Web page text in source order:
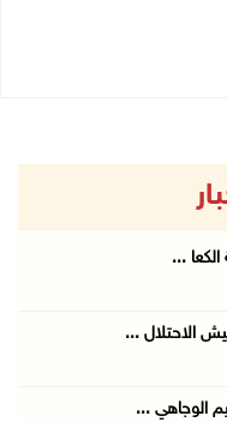
الاحتلال ...
الوجاهي ...